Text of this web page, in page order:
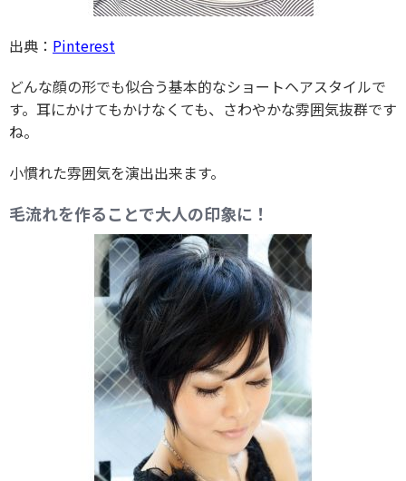
出典： Pinterest
どんな顔の形でも似合う基本的なショートヘアスタイルで
す。耳にかけてもかけなくても、さわやかな雰囲気抜群です
ね。
小慣れた雰囲気を演出出来ます。
毛流れを作ることで大人の印象に！